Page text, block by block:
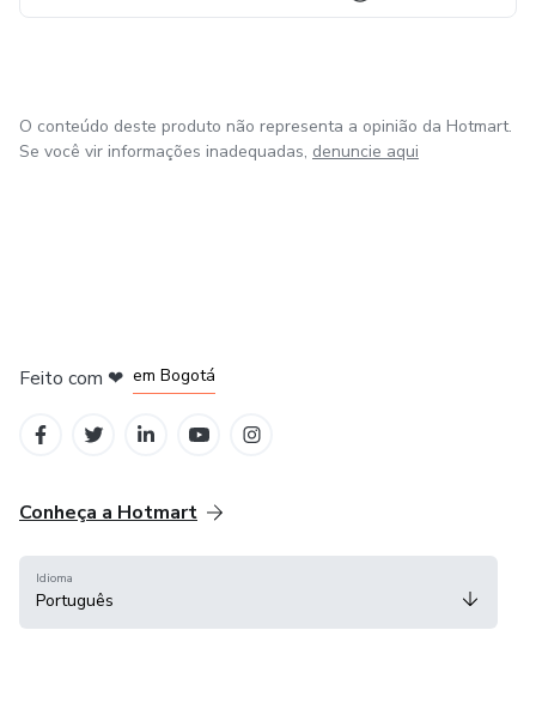
O conteúdo deste produto não representa a opinião da Hotmart.
Se você vir informações inadequadas, denuncie aqui
Feito com ❤ em Bogotá
Conheça a Hotmart
Idioma
Português